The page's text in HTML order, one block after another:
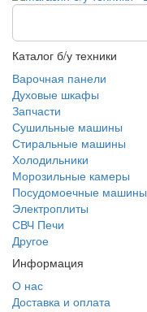
Каталог б/у техники
Варочная панели
Духовые шкафы
Запчасти
Сушильные машины
Стиральные машины
Холодильники
Морозильные камеры
Посудомоечные машины
Электроплиты
СВЧ Печи
Другое
Информация
О нас
Доставка и оплата